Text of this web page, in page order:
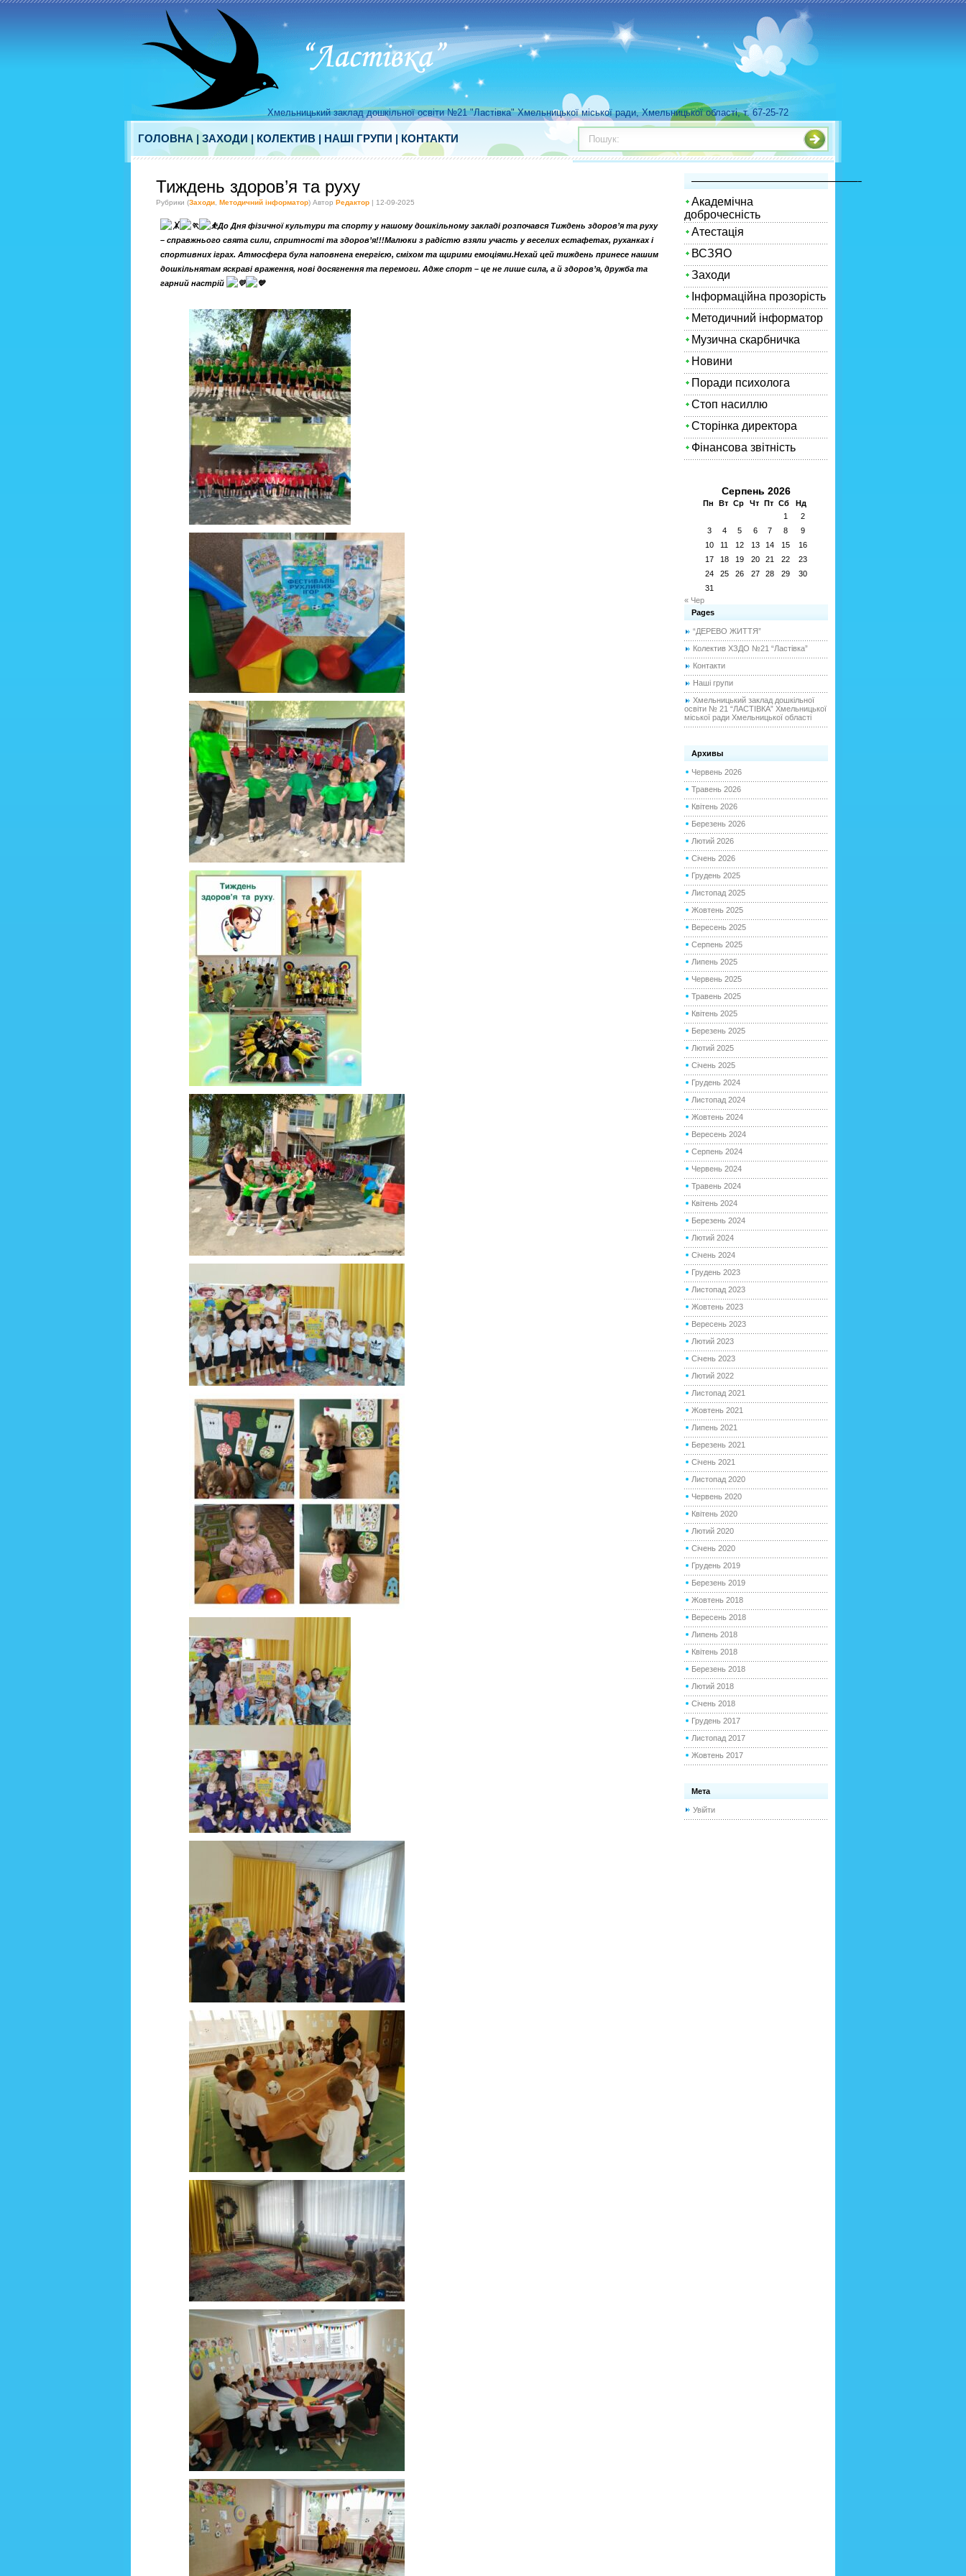
Хмельницький заклад дошкільної освіти №21 "Ластівка" Хмельницької міської ради, Хмельницької області, т. 67-25-72
ГОЛОВНА | ЗАХОДИ | КОЛЕКТИВ | НАШІ ГРУПИ | КОНТАКТИ Пошук:
Тиждень здоров’я та руху
Рубрики (Заходи Методичний інформатор) Автор Редактор | 12-09-2025
До Дня фізичної культури та спорту у нашому дошкільному закладі розпочався Тиждень здоров’я та руху
– справжнього свята сили, спритності та здоров’я!!!Малюки з радістю взяли участь у веселих естафетах, руханках і
спортивних іграх. Атмосфера була наповнена енергією, сміхом та щирими емоціями.Нехай цей тиждень принесе нашим
дошкільнятам яскраві враження, нові досягнення та перемоги. Адже спорт – це не лише сила, а й здоров’я, дружба та
гарний настрій
—————————————————————–
Академічна
доброчесність
Атестація
ВСЗЯО
Заходи
Інформаційна прозорість
Методичний інформатор
Музична скарбничка
Новини
Поради психолога
Стоп насиллю
Сторінка директора
Фінансова звітність
Серпень 2026
Пн Вт Ср Чт Пт Сб
Нд
1
2
3
4 5 6 7 8
9
10
11 12 13 14 15
16
17
18 19 20 21 22
23
24
25 26 27 28 29
30
31
« Чер
Pages
“ДЕРЕВО ЖИТТЯ”
Колектив ХЗДО №21 “Ластівка”
Контакти
Наші групи
Хмельницький заклад дошкільної
освіти № 21 “ЛАСТІВКА” Хмельницької
міської ради Хмельницької області
Архивы
Червень 2026
Травень 2026
Квітень 2026
Березень 2026
Лютий 2026
Січень 2026
Грудень 2025
Листопад 2025
Жовтень 2025
Вересень 2025
Серпень 2025
Липень 2025
Червень 2025
Травень 2025
Квітень 2025
Березень 2025
Лютий 2025
Січень 2025
Грудень 2024
Листопад 2024
Жовтень 2024
Вересень 2024
Серпень 2024
Червень 2024
Травень 2024
Квітень 2024
Березень 2024
Лютий 2024
Січень 2024
Грудень 2023
Листопад 2023
Жовтень 2023
Вересень 2023
Лютий 2023
Січень 2023
Лютий 2022
Листопад 2021
Жовтень 2021
Липень 2021
Березень 2021
Січень 2021
Листопад 2020
Червень 2020
Квітень 2020
Лютий 2020
Січень 2020
Грудень 2019
Березень 2019
Жовтень 2018
Вересень 2018
Липень 2018
Квітень 2018
Березень 2018
Лютий 2018
Січень 2018
Грудень 2017
Листопад 2017
Жовтень 2017
Мета
Увійти